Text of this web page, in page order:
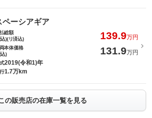
ペーシアギア
総額
)(リ済込)
139.9万円
本体価格
)
131.9万円
2019(令和1)年
1.7万km
の販売店の在庫一覧を見る